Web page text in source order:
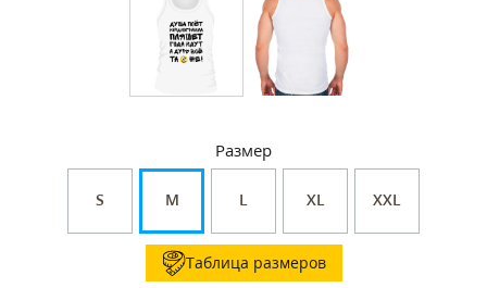
Размер
S M L XL XXL
Таблица размеров